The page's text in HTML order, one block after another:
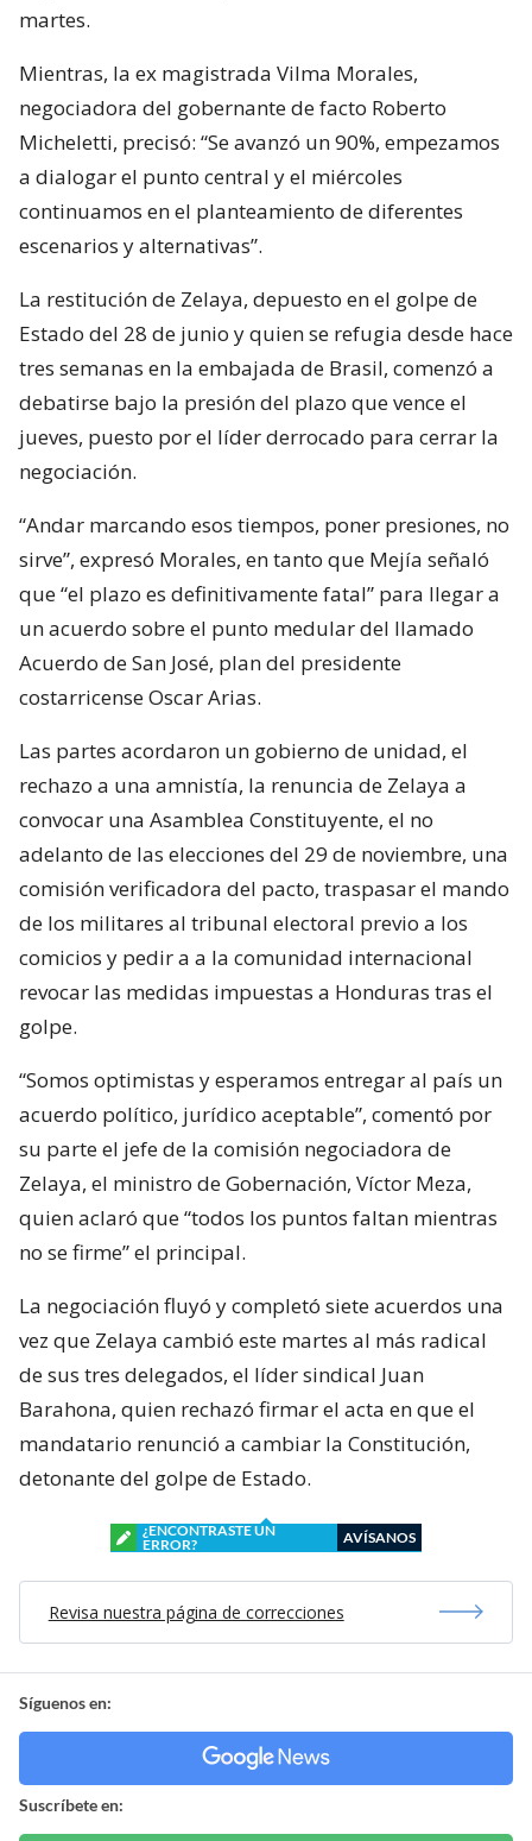
martes.
Mientras, la ex magistrada Vilma Morales,
negociadora del gobernante de facto Roberto
Micheletti, precisó: “Se avanzó un 90%, empezamos
a dialogar el punto central y el miércoles
continuamos en el planteamiento de diferentes
escenarios y alternativas”.
La restitución de Zelaya, depuesto en el golpe de
Estado del 28 de junio y quien se refugia desde hace
tres semanas en la embajada de Brasil, comenzó a
debatirse bajo la presión del plazo que vence el
jueves, puesto por el líder derrocado para cerrar la
negociación.
“Andar marcando esos tiempos, poner presiones, no
sirve”, expresó Morales, en tanto que Mejía señaló
que “el plazo es definitivamente fatal” para llegar a
un acuerdo sobre el punto medular del llamado
Acuerdo de San José, plan del presidente
costarricense Oscar Arias.
Las partes acordaron un gobierno de unidad, el
rechazo a una amnistía, la renuncia de Zelaya a
convocar una Asamblea Constituyente, el no
adelanto de las elecciones del 29 de noviembre, una
comisión verificadora del pacto, traspasar el mando
de los militares al tribunal electoral previo a los
comicios y pedir a a la comunidad internacional
revocar las medidas impuestas a Honduras tras el
golpe.
“Somos optimistas y esperamos entregar al país un
acuerdo político, jurídico aceptable”, comentó por
su parte el jefe de la comisión negociadora de
Zelaya, el ministro de Gobernación, Víctor Meza,
quien aclaró que “todos los puntos faltan mientras
no se firme” el principal.
La negociación fluyó y completó siete acuerdos una
vez que Zelaya cambió este martes al más radical
de sus tres delegados, el líder sindical Juan
Barahona, quien rechazó firmar el acta en que el
mandatario renunció a cambiar la Constitución,
detonante del golpe de Estado.
¿ENCONTRASTE UN
ERROR?
AVÍSANOS
Revisa nuestra página de correcciones
Síguenos en:
Suscríbete en: